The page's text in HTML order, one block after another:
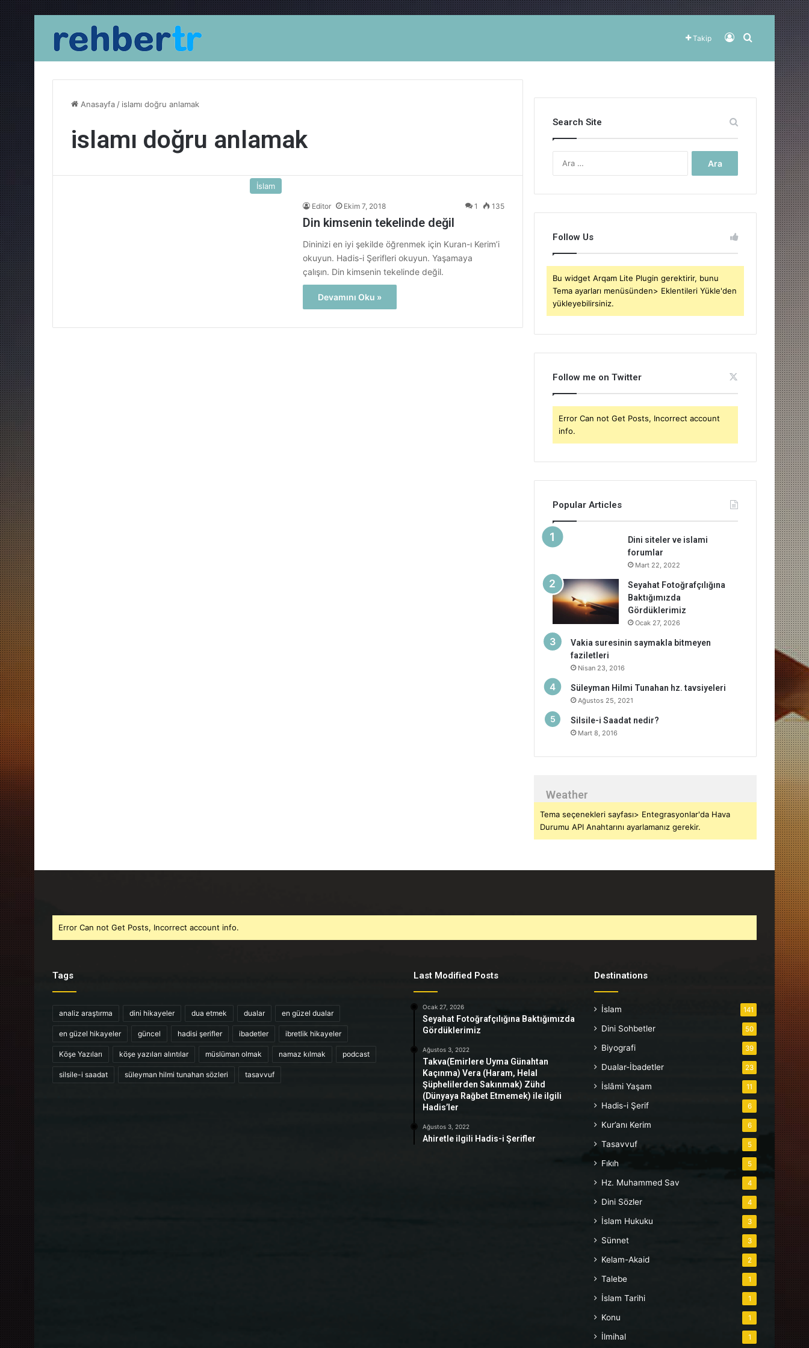
Takip Kayıt OlArama yap
Anasayfa / islamı doğru anlamak
islamı doğru anlamak
İslam
Editor Ekim 7, 2018 1 135
Din kimsenin tekelinde değil
Dininizi en iyi şekilde öğrenmek için Kuran-ı Kerim’i
okuyun. Hadis-i Şerifleri okuyun. Yaşamaya
çalışın. Din kimsenin tekelinde değil.
Devamını Oku »
Search Site
Follow Us
Bu widget Arqam Lite Plugin gerektirir, bunu
Tema ayarları menüsünden> Eklentileri Yükle'den
yükleyebilirsiniz.
Follow me on Twitter
Error Can not Get Posts, Incorrect account
info.
Popular Articles
Dini siteler ve islami
forumlar
Mart 22, 2022
Seyahat Fotoğrafçılığına
Baktığımızda
Gördüklerimiz
Ocak 27, 2026
Vakia suresinin saymakla bitmeyen
faziletleri
Nisan 23, 2016
Süleyman Hilmi Tunahan hz. tavsiyeleri
Ağustos 25, 2021
Silsile-i Saadat nedir?
Mart 8, 2016
Weather
Tema seçenekleri sayfası> Entegrasyonlar'da Hava
Durumu API Anahtarını ayarlamanız gerekir.
Error Can not Get Posts, Incorrect account info.
Tags
analiz araştırma dini hikayeler dua etmek dualar en güzel dualar
en güzel hikayeler güncel hadisi şerifler ibadetler ibretlik hikayeler
Köşe Yazıları köşe yazıları alıntılar müslüman olmak namaz kılmak podcast
silsile-i saadat süleyman hilmi tunahan sözleri tasavvuf
Last Modified Posts
Ocak 27, 2026
Seyahat Fotoğrafçılığına Baktığımızda
Gördüklerimiz
Ağustos 3, 2022
Takva(Emirlere Uyma Günahtan
Kaçınma) Vera (Haram, Helal
Şüphelilerden Sakınmak) Zühd
(Dünyaya Rağbet Etmemek) ile ilgili
Hadis’ler
Ağustos 3, 2022
Ahiretle ilgili Hadis-i Şerifler
Destinations
İslam 141
Dini Sohbetler 50
Biyografi 39
Dualar-İbadetler 23
İslâmi Yaşam 11
Hadis-i Şerif 6
Kur’anı Kerim 6
Tasavvuf 5
Fıkıh 5
Hz. Muhammed Sav 4
Dini Sözler 4
İslam Hukuku 3
Sünnet 3
Kelam-Akaid 2
Talebe 1
İslam Tarihi 1
Konu 1
İlmihal 1